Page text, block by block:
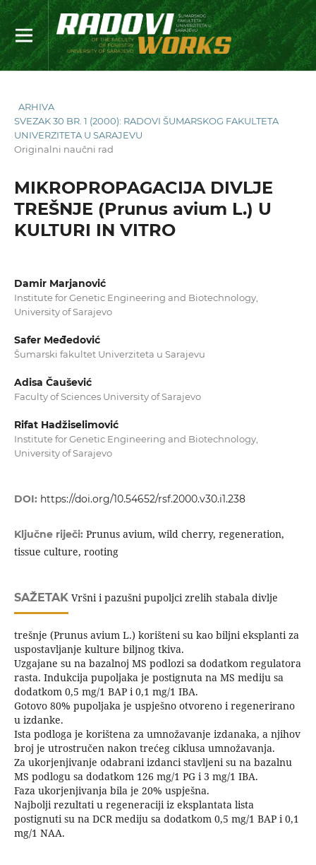
ARHIVA
SVEZAK 30 BR. 1 (2000): RADOVI ŠUMARSKOG FAKULTETA
UNIVERZITETA U SARAJEVU
Originalni naučni rad
MIKROPROPAGACIJA DIVLJE
TREŠNJE (Prunus avium L.) U
KULTURI IN VITRO
Damir Marjanović
Institute for Genetic Engineering and Biotechnology,
University of Sarajevo
Safer Međedović
Šumarski fakultet Univerziteta u Sarajevu
Adisa Čaušević
Faculty of Sciences University of Sarajevo
Rifat Hadžiselimović
Institute for Genetic Engineering and Biotechnology,
University of Sarajevo
DOI: https://doi.org/10.54652/rsf.2000.v30.i1.238
Ključne riječi: Prunus avium, wild cherry, regeneration,
tissue culture, rooting
SAŽETAKVršni i pazušni pupoljci zrelih stabala divlje
trešnje (Prunus avium L.) korišteni su kao biljni eksplanti za
uspostavljanje kulture biljnog tkiva.
Uzgajane su na bazalnoj MS podlozi sa dodatkom regulatora
rasta. Indukcija pupoljaka je postignuta na MS mediju sa
dodatkom 0,5 mg/1 BAP i 0,1 mg/1 IBA.
Gotovo 80% pupoljaka je uspješno otvoreno i regenerirano
u izdanke.
Ista podloga je korištena za umnožavanje izdanaka, a njihov
broj je utrostručen nakon trećeg ciklusa umnožavanja.
Za ukorjenjivanje odabrani izdanci stavljeni su na bazalnu
MS podlogu sa dodatkom 126 mg/1 PG i 3 mg/1 IBA.
Faza ukorjenjivanja bila je 20% uspješna.
Najbolji rezultati u regeneraciji iz eksplantata lista
postignuti su na DCR mediju sa dodatkom 0,5 mg/1 BAP i 0,1
mg/1 NAA.